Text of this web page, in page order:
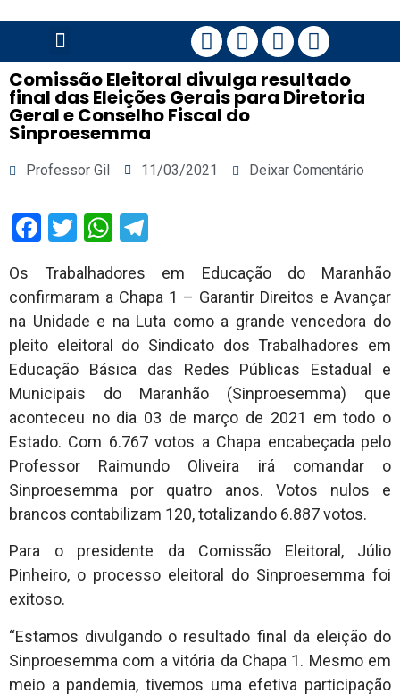
Comissão Eleitoral divulga resultado
final das Eleições Gerais para Diretoria
Geral e Conselho Fiscal do
Sinproesemma
Professor Gil 11/03/2021 Deixar Comentário
Facebook
TwitterWhatsApp
Os Trabalhadores em Educação do Maranhão
confirmaram a Chapa 1 – Garantir Direitos e Avançar
na Unidade e na Luta como a grande vencedora do
pleito eleitoral do Sindicato dos Trabalhadores em
Educação Básica das Redes Públicas Estadual e
Municipais do Maranhão (Sinproesemma) que
aconteceu no dia 03 de março de 2021 em todo o
Estado. Com 6.767 votos a Chapa encabeçada pelo
Professor Raimundo Oliveira irá comandar o
Sinproesemma por quatro anos. Votos nulos e
brancos contabilizam 120, totalizando 6.887 votos.
Para o presidente da Comissão Eleitoral, Júlio
Pinheiro, o processo eleitoral do Sinproesemma foi
exitoso.
“Estamos divulgando o resultado final da eleição do
Sinproesemma com a vitória da Chapa 1. Mesmo em
meio a pandemia, tivemos uma efetiva participação